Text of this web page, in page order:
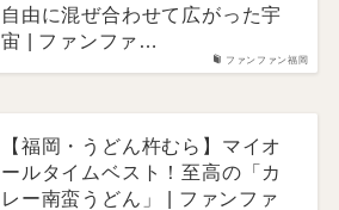
ファンファン福岡
自由に混ぜ合わせて広がった宇
宙 | ファンファ…
【福岡・うどん杵むら】マイオ
ールタイムベスト！至高の「カ
レー南蛮うどん」 | ファンファ